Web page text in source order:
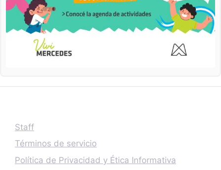
Staff
Términos de servicio
Política de Privacidad y Ética Informativa